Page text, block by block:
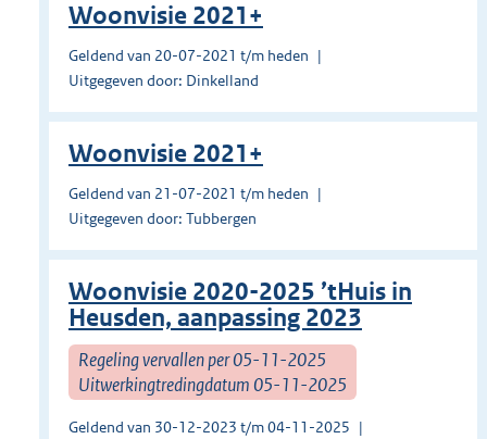
Woonvisie 2021+
Geldend van 20-07-2021 t/m heden
Uitgegeven door: Dinkelland
Woonvisie 2021+
Geldend van 21-07-2021 t/m heden
Uitgegeven door: Tubbergen
Woonvisie 2020-2025 ’tHuis in
Heusden, aanpassing 2023
Regeling vervallen per 05-11-2025
Uitwerkingtredingdatum 05-11-2025
Geldend van 30-12-2023 t/m 04-11-2025